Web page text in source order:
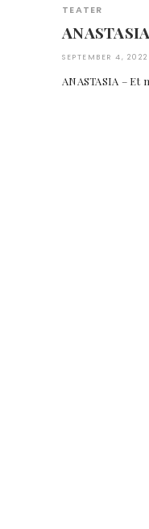
TEATER
SEPTEMBER 4, 2022
ANASTASIA –